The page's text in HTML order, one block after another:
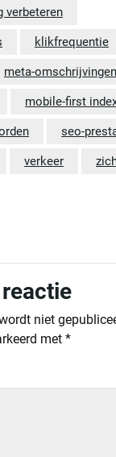
verbeteren
klikfrequentie
meta-omschrijvingen
mobile-first
seo-
verkeer
niet
met *